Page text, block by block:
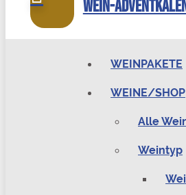
Wein-
WEINPAKETE
WEINE/SHOP
Alle
Weintyp